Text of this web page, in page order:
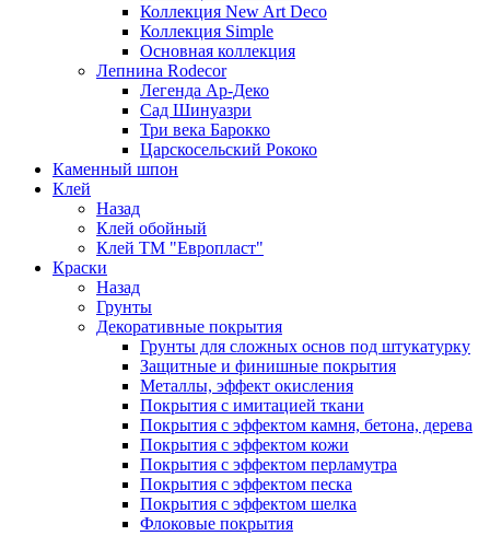
Коллекция New Art Deco
Коллекция Simple
Основная коллекция
Лепнина Rodecor
Легенда Ар-Деко
Сад Шинуазри
Три века Барокко
Царскосельский Рококо
Каменный шпон
Клей
Назад
Клей обойный
Клей ТМ "Европласт"
Краски
Назад
Грунты
Декоративные покрытия
Грунты для сложных основ под штукатурку
Защитные и финишные покрытия
Металлы, эффект окисления
Покрытия с имитацией ткани
Покрытия с эффектом камня, бетона, дерева
Покрытия с эффектом кожи
Покрытия с эффектом перламутра
Покрытия с эффектом песка
Покрытия с эффектом шелка
Флоковые покрытия